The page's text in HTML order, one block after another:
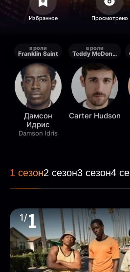
в роли
Franklin Saint
Дамсон
Идрис
Damson Idris
в роли
Teddy McDonald
Carter Hudson
1 сезон2 сезон3 сезон4
1/1